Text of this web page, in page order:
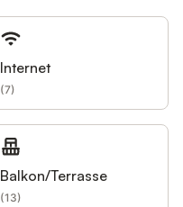
Internet
(7)
Balkon/Terrasse
(13)